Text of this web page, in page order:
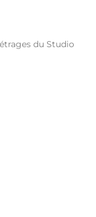
du Studio